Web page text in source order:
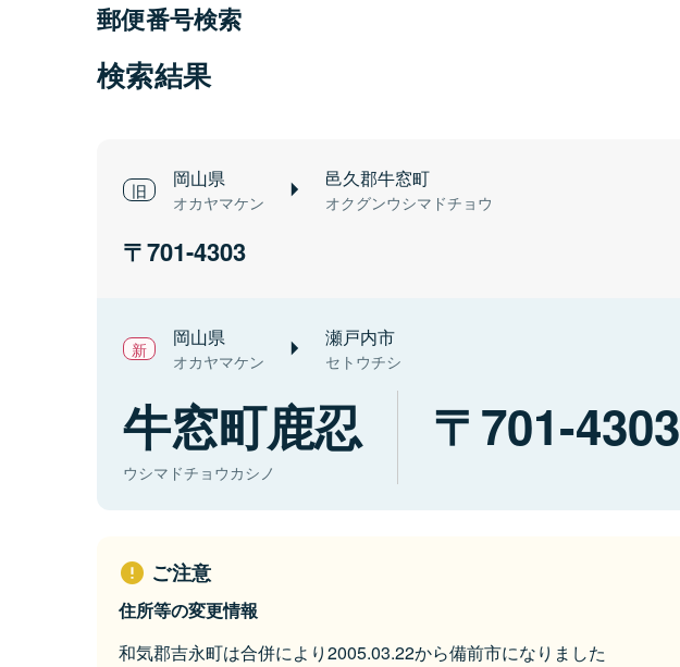
郵便番号検索
検索結果
岡山県
オカヤマケン
邑久郡牛窓町
オクグンウシマドチョウ
701-4303
岡山県
オカヤマケン
瀬戸内市
セトウチシ
牛窓町鹿忍
ウシマドチョウカシノ
701-4303
ご注意
住所等の変更情報
和気郡吉永町は合併により2005.03.22から備前市になりました